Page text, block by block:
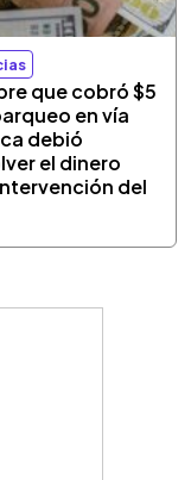
que cobró $5
en vía
debió
el dinero
del